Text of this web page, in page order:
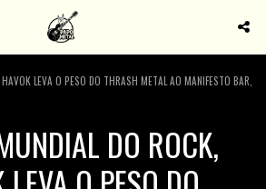
LEVA O PESO DO THRASH METAL AO MANIFESTO BAR,
DO ROCK,